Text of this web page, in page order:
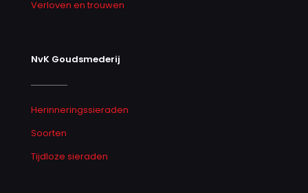
Verloven en trouwen
NvK Goudsmederij
Herinneringssieraden
Soorten
Tijdloze sieraden